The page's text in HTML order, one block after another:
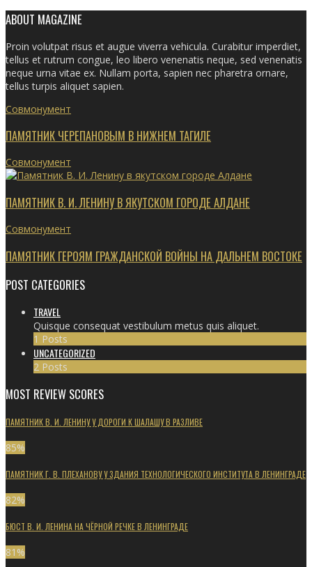
ABOUT MAGAZINE
Proin volutpat risus et augue viverra vehicula. Curabitur imperdiet,
tellus et rutrum congue, leo libero venenatis neque, sed venenatis
neque urna vitae ex. Nullam porta, sapien nec pharetra ornare,
tellus turpis aliquet sapien.
Совмонумент
ПАМЯТНИК ЧЕРЕПАНОВЫМ В НИЖНЕМ ТАГИЛЕ
Совмонумент
ПАМЯТНИК В. И. ЛЕНИНУ В ЯКУТСКОМ ГОРОДЕ АЛДАНЕ
Совмонумент
ПАМЯТНИК ГЕРОЯМ ГРАЖДАНСКОЙ ВОЙНЫ НА ДАЛЬНЕМ ВОСТОКЕ
POST CATEGORIES
TRAVEL
Quisque consequat vestibulum metus quis aliquet.
1 Posts
UNCATEGORIZED
2 Posts
MOST REVIEW SCORES
ПАМЯТНИК В. И. ЛЕНИНУ У ДОРОГИ К ШАЛАШУ В РАЗЛИВЕ
85%
ПАМЯТНИК Г. В. ПЛЕХАНОВУ У ЗДАНИЯ ТЕХНОЛОГИЧЕСКОГО ИНСТИТУТА В ЛЕНИНГРАДЕ
82%
БЮСТ В. И. ЛЕНИНА НА ЧЁРНОЙ РЕЧКЕ В ЛЕНИНГРАДЕ
81 %